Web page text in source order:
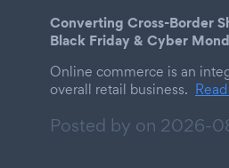
Converting Cross-Border
Black Friday & Cyber
Online commerce is an
overall retail business.
Posted by on 2026-